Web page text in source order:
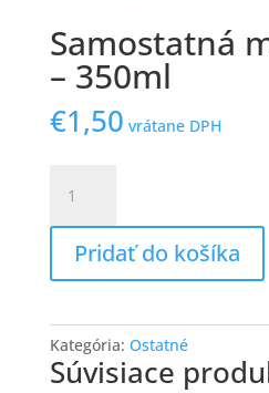
Samostatná
– 350ml
€1,50 vrátane DPH
Samostatná
miska
13cm
-
Pridať do košíka
Kategória: Ostatné
Súvisiace